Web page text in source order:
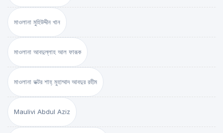
মাওলানা মুহিউদ্দীন খান
মাওলানা আবদুল্লাহ আল ফারূক
মাওলানা ডক্টর শাহ্‌ মুহাম্মাদ আবদুর রহীম
Maulivi Abdul Aziz